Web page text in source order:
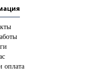
оплата